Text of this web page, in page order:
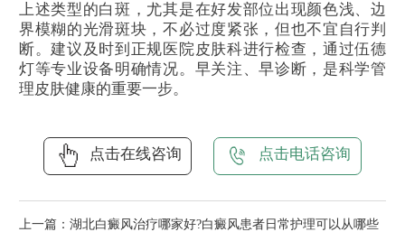
上述类型的白斑，尤其是在好发部位出现颜色浅、边
界模糊的光滑斑块，不必过度紧张，但也不宜自行判
断。建议及时到正规医院皮肤科进行检查，通过伍德
灯等专业设备明确情况。早关注、早诊断，是科学管
理皮肤健康的重要一步。
点击在线咨询 点击电话咨询
上一篇： 湖北白癜风治疗哪家好?白癜风患者日常护理可以从哪些